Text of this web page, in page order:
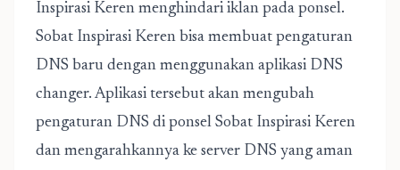
Inspirasi Keren menghindari iklan pada ponsel.
Sobat Inspirasi Keren bisa membuat pengaturan
DNS baru dengan menggunakan aplikasi DNS
changer. Aplikasi tersebut akan mengubah
pengaturan DNS di ponsel Sobat Inspirasi Keren
dan mengarahkannya ke server DNS yang aman